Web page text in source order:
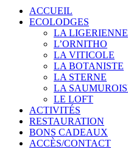
ACCUEIL
ECOLODGES
LA LIGERIENNE
L’ORNITHO
LA VITICOLE
LA BOTANISTE
LA STERNE
LA
LE LOFT
ACTIVITÉS
RESTAURATION
BONS CADEAUX
ACCÈS/CONTACT